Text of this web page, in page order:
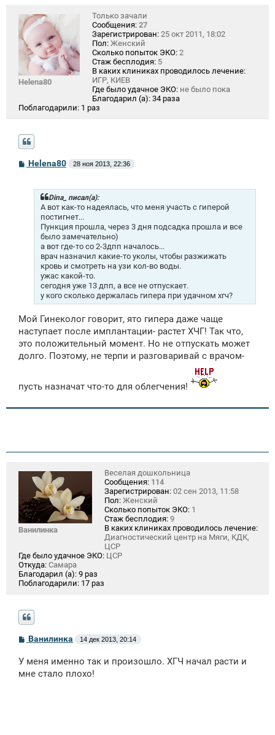
Helena80
Только зачали
Сообщения: 27
Зарегистрирован: 25 окт 2011, 18:02
Пол: Женский
Сколько попыток ЭКО: 2
Стаж бесплодия: 5
В каких клиниках проводилось лечение:
ИГР, КИЕВ
Где было удачное ЭКО: не было пока
Благодарил (а): 34 раза
Поблагодарили: 1 раз
СHelena80 28 ноя 2013, 22:36
Dina_ писал(а):
А вот как-то надеялась, что меня участь с гиперой
постигнет...
Пункция прошла, через 3 дня подсадка прошла и все
было замечательно)
а вот где-то со 2-3дпп началось...
врач назначил какие-то уколы, чтобы разжижать
кровь и смотреть на узи кол-во воды.
ужас какой-то.
сегодня уже 13 дпп, а все не отпускает.
у кого сколько держалась гипера при удачном хгч?
Мой Гинеколог говорит, ято гипера даже чаще
наступает после имплантации- растет ХЧГ! Так что,
это положительный момент. Но не отпускать может
долго. Поэтому, не терпи и разговаривай с врачом-
пусть назначат что-то для облегчения!
Ванилинка
Веселая дошкольница
Сообщения: 114
Зарегистрирован: 02 сен 2013, 11:58
Пол: Женский
Сколько попыток ЭКО: 1
Стаж бесплодия: 9
В каких клиниках проводилось лечение:
Диагностический центр на Мяги, КДК,
ЦСР
Где было удачное ЭКО: ЦСР
Откуда: Самара
Благодарил (а): 9 раз
Поблагодарили: 17 раз
С
б
щ
Ванилинка 14 дек 2013, 20:14
У меня именно так и произошло. ХГЧ начал расти и
мне стало плохо!